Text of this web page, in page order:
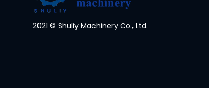
2021 © Shuliy Machinery Co., Ltd.